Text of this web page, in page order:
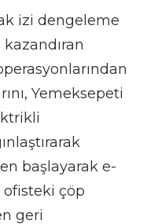
izi dengeleme
Yemeksepeti
başlayarak e-
ofisteki çöp
geri